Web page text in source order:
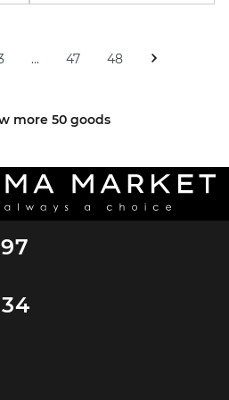
... 47 48
more 50 goods